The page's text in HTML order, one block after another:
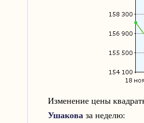
Изменение цены
Ушакова за неделю: